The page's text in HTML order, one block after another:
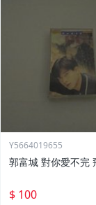
Y5664019655
$ 100